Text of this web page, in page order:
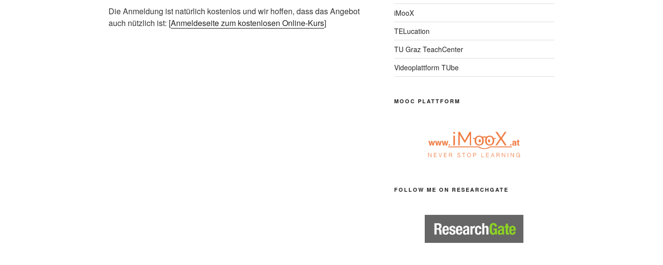
Die Anmeldung ist natürlich kostenlos und wir hoffen, dass das Angebot
auch nützlich ist: [Anmeldeseite zum kostenlosen Online-Kurs]
iMooX
TELucation
TU Graz TeachCenter
Videoplattform TUbe
MOOC PLATTFORM
FOLLOW ME ON RESEARCHGATE